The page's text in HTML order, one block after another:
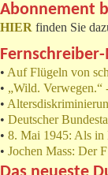
Abonnement
HIER finden Sie
• Auf Flügeln von
• „Wild.
•
• Deutscher
• 8. Mai 1945: Als in
• Jochen Mass: Der